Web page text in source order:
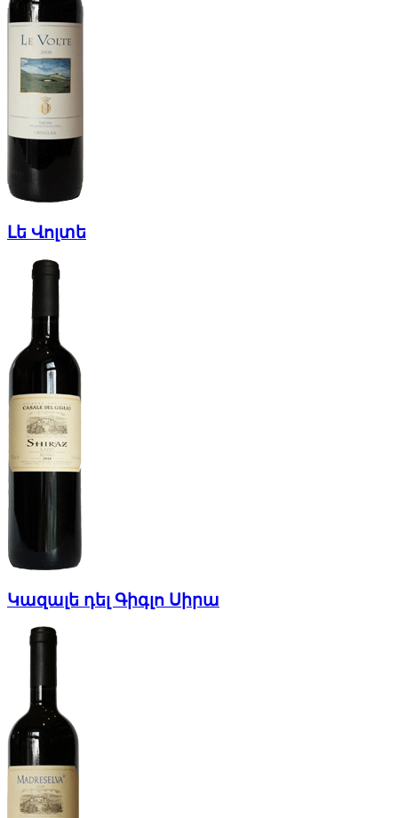
Լե Վոլտե
Կազալե դել Գիգլո Սիրա